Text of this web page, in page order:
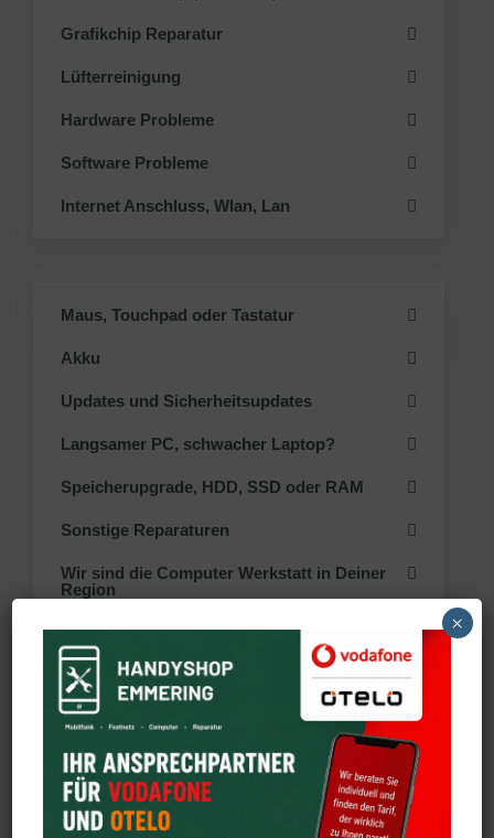
Grafikchip Reparatur
Lüfterreinigung
Hardware Probleme
Software Probleme
Internet Anschluss, Wlan, Lan
Maus, Touchpad oder Tastatur
Akku
Updates und Sicherheitsupdates
Langsamer PC, schwacher Laptop?
Speicherupgrade, HDD, SSD oder RAM
Sonstige Reparaturen
Wir sind die Computer Werkstatt in Deiner
Region
Wir beschäftigen
×